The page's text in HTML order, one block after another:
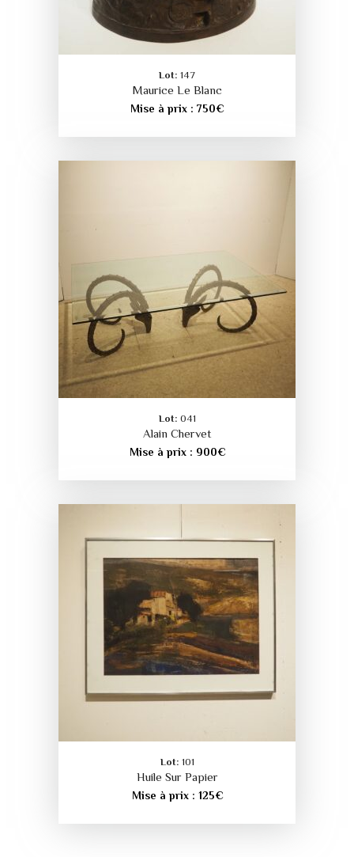
Lot: 147
Maurice Le Blanc
Mise à prix : 750€
Lot: 041
Alain Chervet
Mise à prix : 900€
Lot: 101
Huile Sur Papier
Mise à prix : 125€